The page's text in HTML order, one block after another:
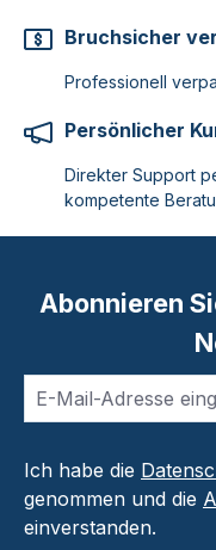
Bruchsicher
Professionell
Persönlicher
Direkter Support
kompetente
Abonnieren
Ich habe die
genommen und die
einverstanden.